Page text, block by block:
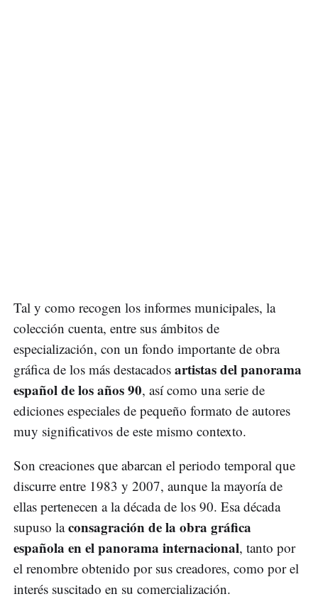
Tal y como recogen los informes municipales, la
colección cuenta, entre sus ámbitos de
especialización, con un fondo importante de obra
gráfica de los más destacados artistas del panorama
español de los años 90, así como una serie de
ediciones especiales de pequeño formato de autores
muy significativos de este mismo contexto.
Son creaciones que abarcan el periodo temporal que
discurre entre 1983 y 2007, aunque la mayoría de
ellas pertenecen a la década de los 90. Esa década
supuso laconsagración de la obra gráfica
española en el panorama internacional, tanto por
el renombre obtenido por sus creadores, como por el
interés suscitado en su comercialización.